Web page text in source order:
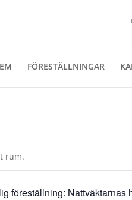
FÖRESTÄLLNINGAR
rum.
föreställning: Nattväktarnas